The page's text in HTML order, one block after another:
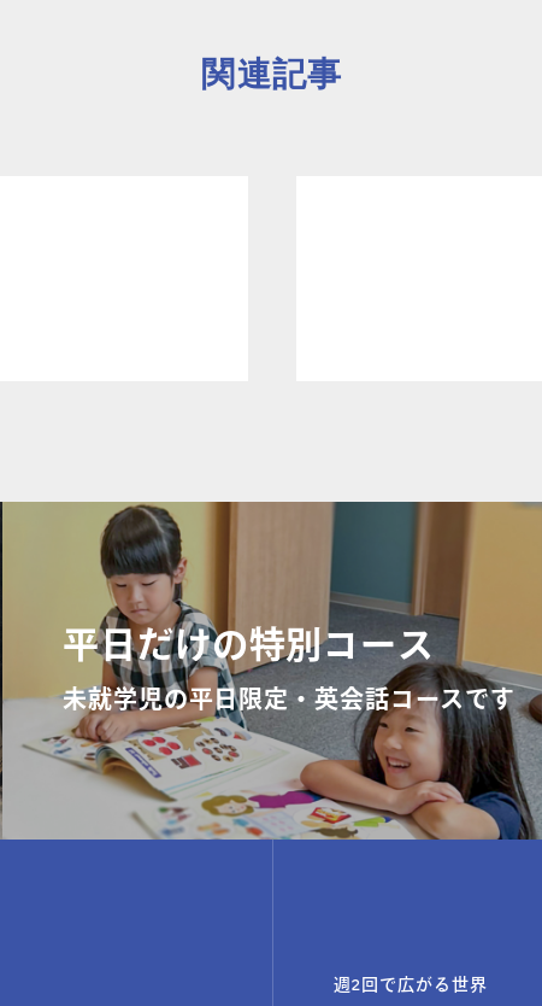
団体向け出
関連記事
平日だけの特別コース
未就学児の平日限定・英会話コースです
週2回で広がる世界